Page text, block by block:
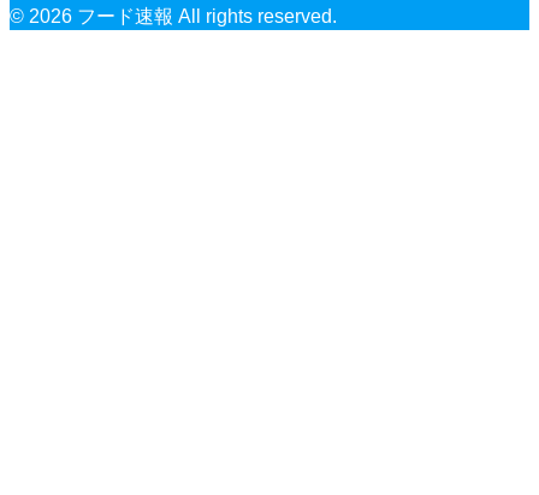
© 2026 フード速報 All rights reserved.